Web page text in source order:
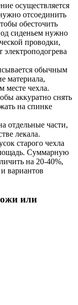
осуществляется
отсоединить
обесточить
сиденьем нужно
проводки,
обычным
материала,
месте чехла.
аккуратно снять
на спинке
отдельные части,
лекала.
старого чехла
Суммарную
на 20-40%,
вариантов
или